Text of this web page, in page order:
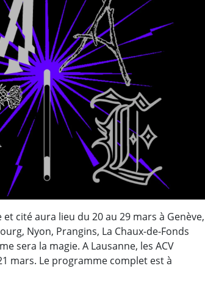
et cité aura lieu du 20 au 29 mars à Genève,
Nyon, Prangins, La Chaux-de-Fonds
sera la magie. A Lausanne, les ACV
mars. Le programme complet est à